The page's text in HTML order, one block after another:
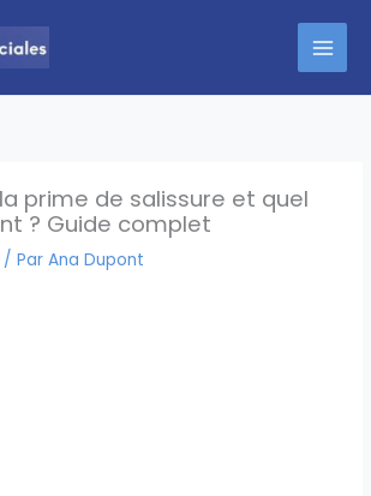
prime de salissure et quel
? Guide complet
/ ParAna Dupont